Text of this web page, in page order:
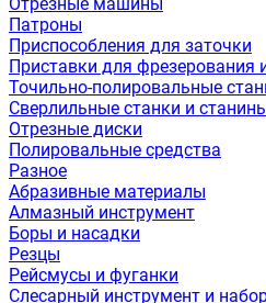
Патроны
Приспособления для заточки
Приставки для фрезерования
Точильно-полировальные
Сверлильные станки и
Отрезные диски
Полировальные средства
Разное
Абразивные материалы
Алмазный инструмент
Боры и насадки
Резцы
Рейсмусы и фуганки
Слесарный инструмент и